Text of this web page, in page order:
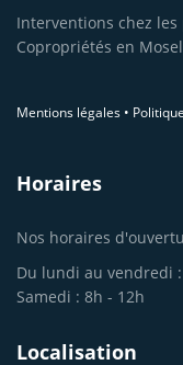
Interventions chez
Copropriétés en
Mentions légales •
Horaires
Nos horaires
Du lundi au vendredi
Samedi : 8h - 12h
Localisation